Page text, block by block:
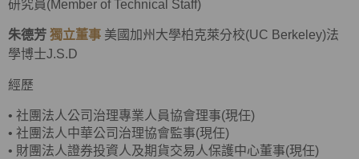
研究員(Member of Technical Staff)
朱德芳 獨立董事 美國加州大學柏克萊分校(UC Berkeley)法
學博士J.S.D
經歷
• 社團法人公司治理專業人員協會理事(現任)
• 社團法人中華公司治理協會監事(現任)
• 財團法人證券投資人及期貨交易人保護中心董事(現任)